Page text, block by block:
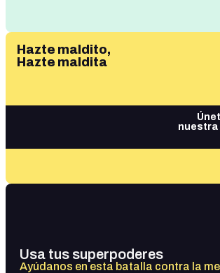
Hazte maldito,
Hazte maldita
nuestra
Usa tus superpoderes
Ayúdanos en esta batalla contra la